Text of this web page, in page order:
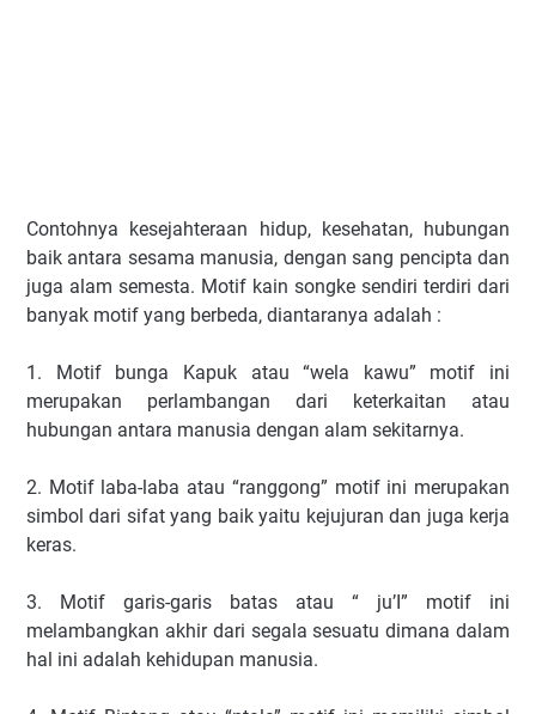
Contohnya kesejahteraan hidup, kesehatan, hubungan
baik antara sesama manusia, dengan sang pencipta dan
juga alam semesta. Motif kain songke sendiri terdiri dari
banyak motif yang berbeda, diantaranya adalah :
1. Motif bunga Kapuk atau “wela kawu” motif ini
merupakan perlambangan dari keterkaitan atau
hubungan antara manusia dengan alam sekitarnya.
2. Motif laba-laba atau “ranggong” motif ini merupakan
simbol dari sifat yang baik yaitu kejujuran dan juga kerja
keras.
3. Motif garis-garis batas atau “ ju’I” motif ini
melambangkan akhir dari segala sesuatu dimana dalam
hal ini adalah kehidupan manusia.